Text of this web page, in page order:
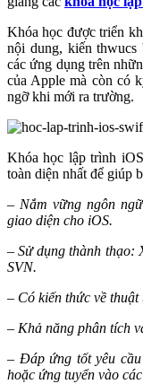
Khóa học được triển
nội dung, kiến thwucs
các ứng dụng trên
của Apple mà còn có
ngỡ khi mới ra trường.
Khóa học lập trình
toàn diện nhất để giúp
– Nắm vững ngôn
giao diện cho iOS.
– Sử dụng thành thạo:
SVN.
– Có kiến thức về
– Khả năng phân tích
– Đáp ứng tốt yêu
hoặc ứng tuyển vào